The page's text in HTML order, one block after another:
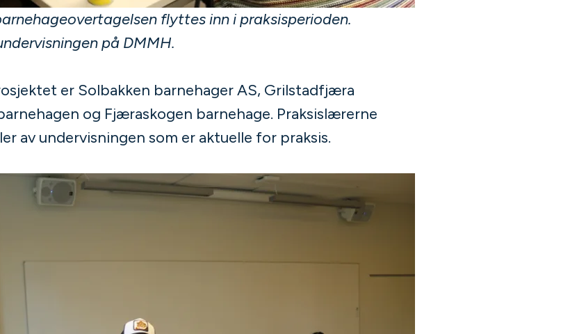
flyttes inn i praksisperioden.
på DMMH.
er Solbakken barnehager AS, Grilstadfjæra
og Fjæraskogen barnehage. Praksislærerne
av undervisningen som er aktuelle for praksis.